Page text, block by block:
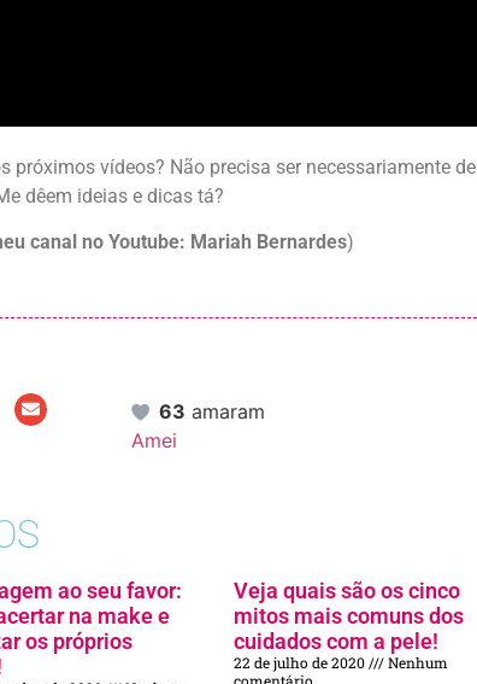
próximos vídeos? Não precisa ser necessariamente de
dêem ideias e dicas tá?
canal no Youtube: Mariah Bernardes)
63 amaram
Amei
ao seu favor:
na make e
os próprios
Veja quais são os cinco
mitos mais comuns dos
cuidados com a pele!
22 de julho de 2020
Nenhum
comentário